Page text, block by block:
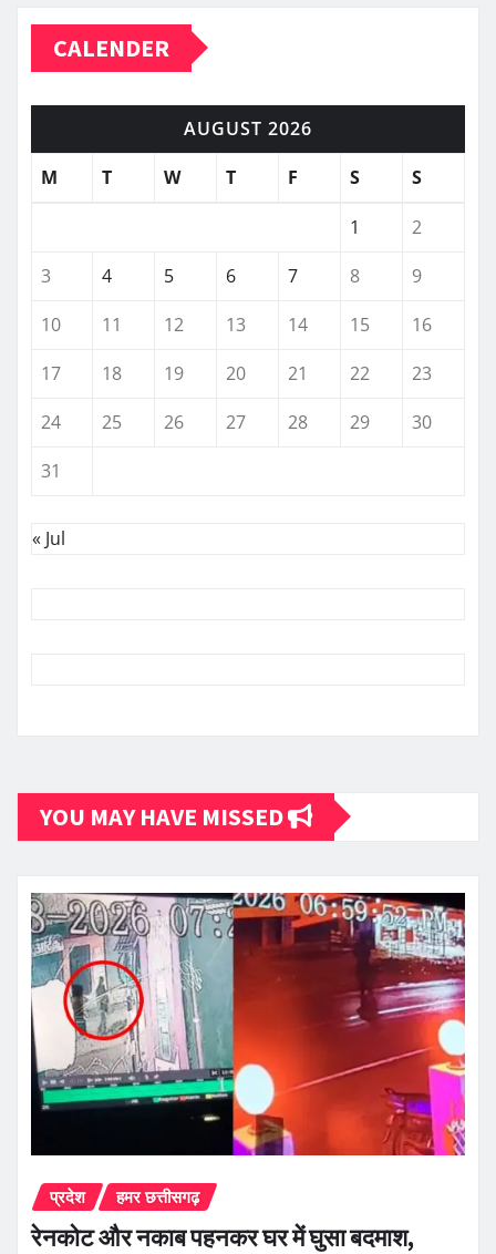
CALENDER
AUGUST 2026
M
T W T F S S
1
2
3
4 5 6 7 8
9
10
11 12 13 14 15
16
17
18 19 20 21 22
23
24
25 26 27 28 29
30
31
« Jul
YOU MAY HAVE MISSED
प्रदेश हमर छत्तीसगढ़
रेनकोट और नकाब पहनकर घर में घुसा बदमाश,